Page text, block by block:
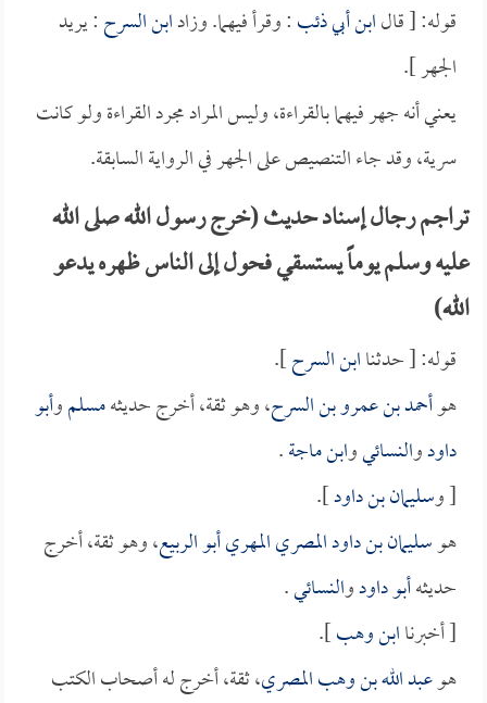
قوله: [ قالابن أبي ذئب: وقرأ فيهما. وزادابن السرح: يريد
الجهر ].
يعني أنه جهر فيهما بالقراءة، وليس المراد مجرد القراءة ولو كانت
سرية، وقد جاء التنصيص على الجهر في الرواية السابقة.
تراجم رجال إسناد حديث (خرج رسول الله صلى الله
عليه وسلم يوماً يستسقي فحول إلى الناس ظهره يدعو
الله)
قوله: [ حدثناابن السرح].
هوأحمد بن عمرو بن السرح، وهو ثقة، أخرج حديثهمسلموأبو
داودوالنسائيوابن ماجة.
[ وسليمان بن داود].
هوسليمان بن داود المصري المهري أبو الربيع، وهو ثقة، أخرج
حديثهأبو داودوالنسائي.
[ أخبرناابن وهب].
هوعبد الله بن وهب المصري، ثقة، أخرج له أصحاب الكتب